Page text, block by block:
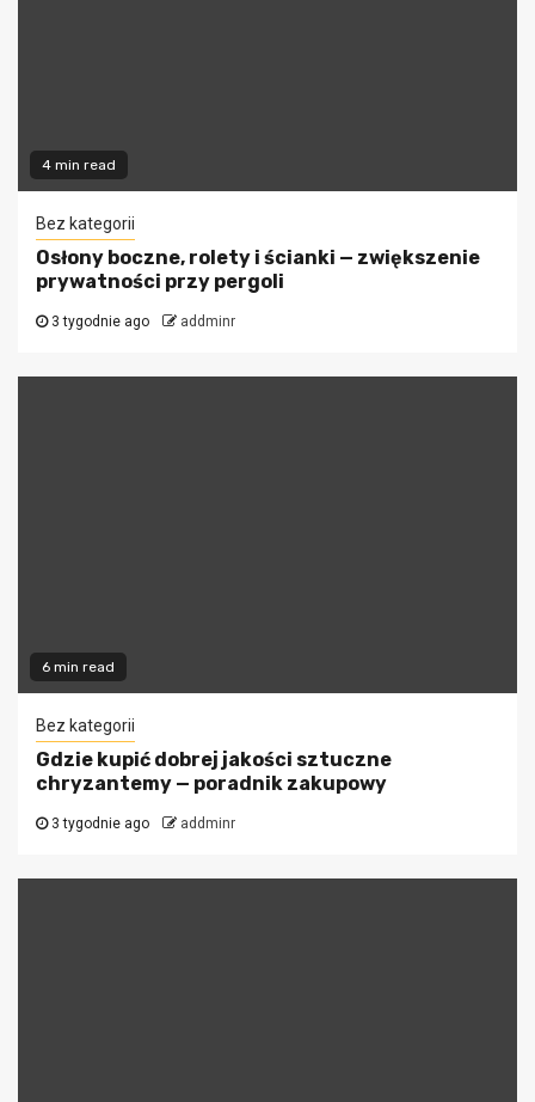
4 min read
Bez kategorii
Osłony boczne, rolety i ścianki — zwiększenie
prywatności przy pergoli
3 tygodnie ago addminr
6 min read
Bez kategorii
Gdzie kupić dobrej jakości sztuczne
chryzantemy — poradnik zakupowy
3 tygodnie ago addminr